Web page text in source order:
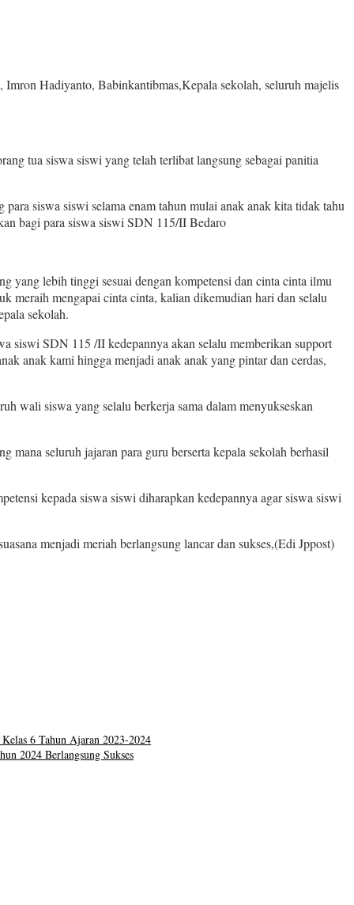
Hadiyanto, Babinkantibmas,Kepala sekolah, seluruh majelis
tua siswa siswi yang telah terlibat langsung sebagai panitia
siswa siswi selama enam tahun mulai anak anak kita tidak tahu
bagi para siswa siswi SDN 115/II Bedaro
yang lebih tinggi sesuai dengan kompetensi dan cinta cinta ilmu
meraih mengapai cinta cinta, kalian dikemudian hari dan selalu
sekolah.
siswi SDN 115 /II kedepannya akan selalu memberikan support
anak kami hingga menjadi anak anak yang pintar dan cerdas,
wali siswa yang selalu berkerja sama dalam menyukseskan
seluruh jajaran para guru berserta kepala sekolah berhasil
kepada siswa siswi diharapkan kedepannya agar siswa siswi
menjadi meriah berlangsung lancar dan sukses,(Edi Jppost)
6 Tahun Ajaran 2023-2024
2024 Berlangsung Sukses